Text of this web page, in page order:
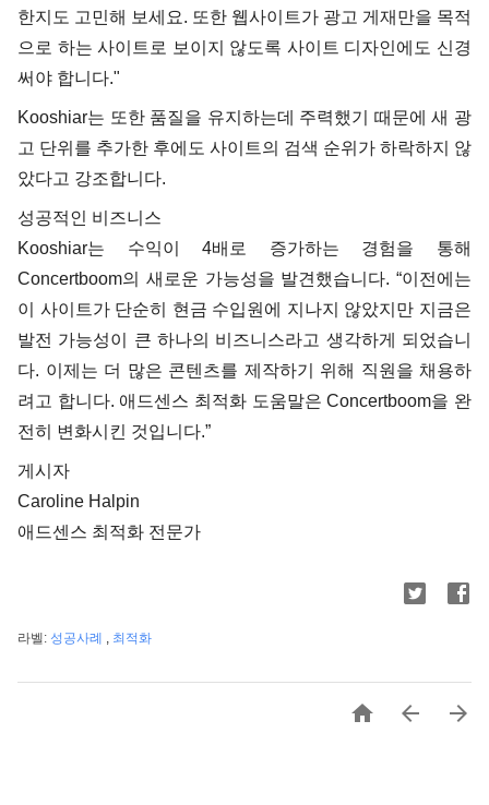
한지도 고민해 보세요. 또한 웹사이트가 광고 게재만을 목적
으로 하는 사이트로 보이지 않도록 사이트 디자인에도 신경
써야 합니다."
Kooshiar는 또한 품질을 유지하는데 주력했기 때문에 새 광
고 단위를 추가한 후에도 사이트의 검색 순위가 하락하지 않
았다고 강조합니다.
성공적인 비즈니스
Kooshiar는 수익이 4배로 증가하는 경험을 통해
Concertboom의 새로운 가능성을 발견했습니다. “이전에는
이 사이트가 단순히 현금 수입원에 지나지 않았지만 지금은
발전 가능성이 큰 하나의 비즈니스라고 생각하게 되었습니
다. 이제는 더 많은 콘텐츠를 제작하기 위해 직원을 채용하
려고 합니다. 애드센스 최적화 도움말은 Concertboom을 완
전히 변화시킨 것입니다.”
게시자
Caroline Halpin
애드센스 최적화 전문가
라벨: 성공사례 , 최적화
  